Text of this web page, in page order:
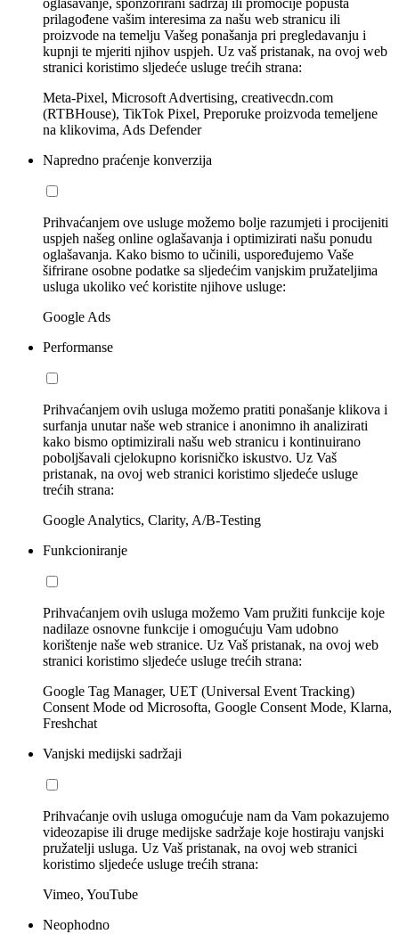
prilagođene vašim interesima za našu web stranicu ili
proizvode na temelju Vašeg ponašanja pri pregledavanju i
kupnji te mjeriti njihov uspjeh. Uz vaš pristanak, na ovoj web
stranici koristimo sljedeće usluge trećih strana:
Meta-Pixel, Microsoft Advertising, creativecdn.com
(RTBHouse), TikTok Pixel, Preporuke proizvoda temeljene
na klikovima, Ads Defender
Napredno praćenje konverzija
Prihvaćanjem ove usluge možemo bolje razumjeti i procijeniti
uspjeh našeg online oglašavanja i optimizirati našu ponudu
oglašavanja. Kako bismo to učinili, uspoređujemo Vaše
šifrirane osobne podatke sa sljedećim vanjskim pružateljima
usluga ukoliko već koristite njihove usluge:
Google Ads
Performanse
Prihvaćanjem ovih usluga možemo pratiti ponašanje klikova i
surfanja unutar naše web stranice i anonimno ih analizirati
kako bismo optimizirali našu web stranicu i kontinuirano
poboljšavali cjelokupno korisničko iskustvo. Uz Vaš
pristanak, na ovoj web stranici koristimo sljedeće usluge
trećih strana:
Google Analytics, Clarity, A/B-Testing
Funkcioniranje
Prihvaćanjem ovih usluga možemo Vam pružiti funkcije koje
nadilaze osnovne funkcije i omogućuju Vam udobno
korištenje naše web stranice. Uz Vaš pristanak, na ovoj web
stranici koristimo sljedeće usluge trećih strana:
Google Tag Manager, UET (Universal Event Tracking)
Consent Mode od Microsofta, Google Consent Mode, Klarna,
Freshchat
Vanjski medijski sadržaji
Prihvaćanje ovih usluga omogućuje nam da Vam pokazujemo
videozapise ili druge medijske sadržaje koje hostiraju vanjski
pružatelji usluga. Uz Vaš pristanak, na ovoj web stranici
koristimo sljedeće usluge trećih strana:
Vimeo, YouTube
Neophodno